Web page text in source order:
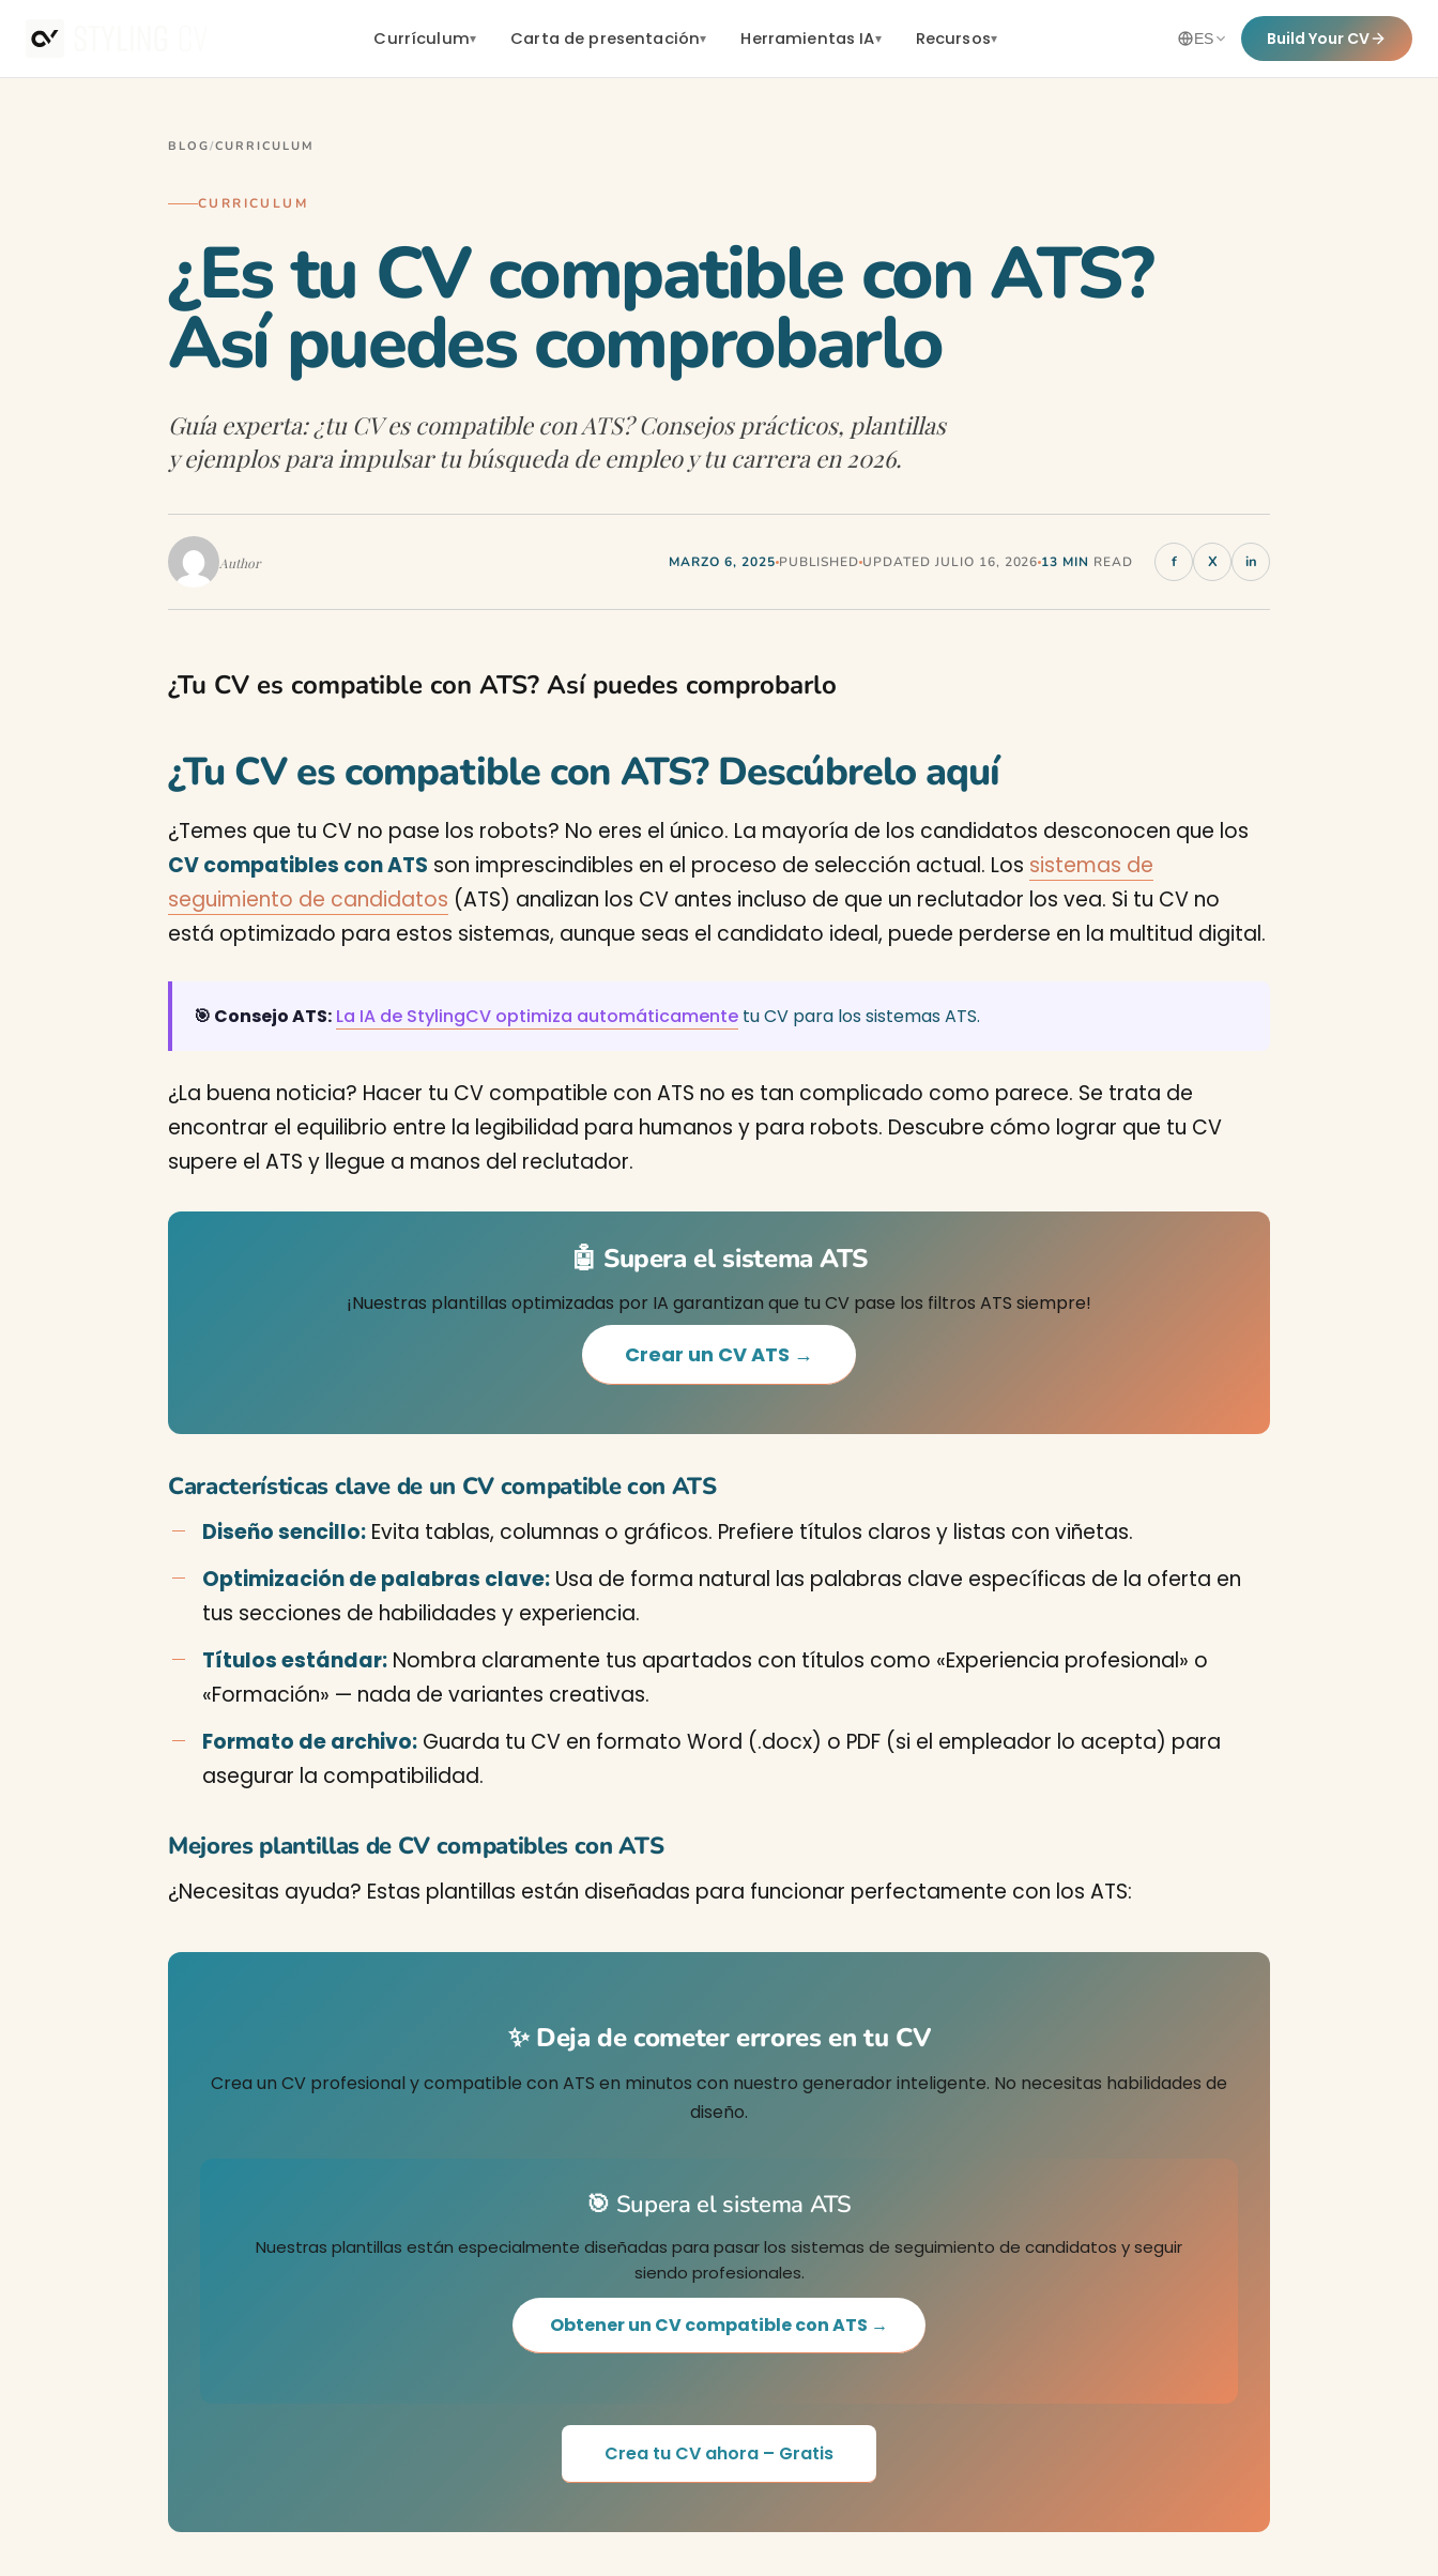
Currículum▾ Carta de presentación▾ Herramientas IA▾ Recursos▾ ES Build Your CV
BLOG/CURRICULUM
CURRICULUM
¿Es tu CV compatible con ATS?
Así puedes comprobarlo
Guía experta: ¿tu CV es compatible con ATS? Consejos prácticos, plantillas
y ejemplos para impulsar tu búsqueda de empleo y tu carrera en 2026.
Author MARZO 6, 2025 PUBLISHED UPDATED JULIO 16, 2026 13 MIN READ f X in
¿Tu CV es compatible con ATS? Así puedes comprobarlo
¿Tu CV es compatible con ATS? Descúbrelo aquí
¿Temes que tu CV no pase los robots? No eres el único. La mayoría de los candidatos desconocen que los
CV compatibles con ATS son imprescindibles en el proceso de selección actual. Los sistemas de
seguimiento de candidatos (ATS) analizan los CV antes incluso de que un reclutador los vea. Si tu CV no
está optimizado para estos sistemas, aunque seas el candidato ideal, puede perderse en la multitud digital.
🎯 Consejo ATS: La IA de StylingCV optimiza automáticamente tu CV para los sistemas ATS.
¿La buena noticia? Hacer tu CV compatible con ATS no es tan complicado como parece. Se trata de
encontrar el equilibrio entre la legibilidad para humanos y para robots. Descubre cómo lograr que tu CV
supere el ATS y llegue a manos del reclutador.
🤖 Supera el sistema ATS
¡Nuestras plantillas optimizadas por IA garantizan que tu CV pase los filtros ATS siempre!
Crear un CV ATS →
Características clave de un CV compatible con ATS
Diseño sencillo: Evita tablas, columnas o gráficos. Prefiere títulos claros y listas con viñetas.
Optimización de palabras clave: Usa de forma natural las palabras clave específicas de la oferta en
tus secciones de habilidades y experiencia.
Títulos estándar: Nombra claramente tus apartados con títulos como «Experiencia profesional» o
«Formación» — nada de variantes creativas.
Formato de archivo: Guarda tu CV en formato Word (.docx) o PDF (si el empleador lo acepta) para
asegurar la compatibilidad.
Mejores plantillas de CV compatibles con ATS
¿Necesitas ayuda? Estas plantillas están diseñadas para funcionar perfectamente con los ATS:
✨ Deja de cometer errores en tu CV
Crea un CV profesional y compatible con ATS en minutos con nuestro generador inteligente. No necesitas habilidades de
diseño.
🎯 Supera el sistema ATS
Nuestras plantillas están especialmente diseñadas para pasar los sistemas de seguimiento de candidatos y seguir
siendo profesionales.
Obtener un CV compatible con ATS →
Crea tu CV ahora – Gratis